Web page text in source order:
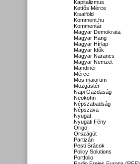
Kapitalizmus
Kettős Mérce
Kisalföld
Komment.hu
Kommentár
Magyar Demokrata
Magyar Hang
Magyar Hírlap
Magyar Idők
Magyar Narancs
Magyar Nemzet
Mandiner
Mérce
Mos maiorum
Mozgástér
Napi Gazdaság
Neokohn
Népszabadság
Népszava
Nyugat
Nyugati Fény
Origo
Országút
Partizán
Pesti Srácok
Policy Solutions
Portfolio